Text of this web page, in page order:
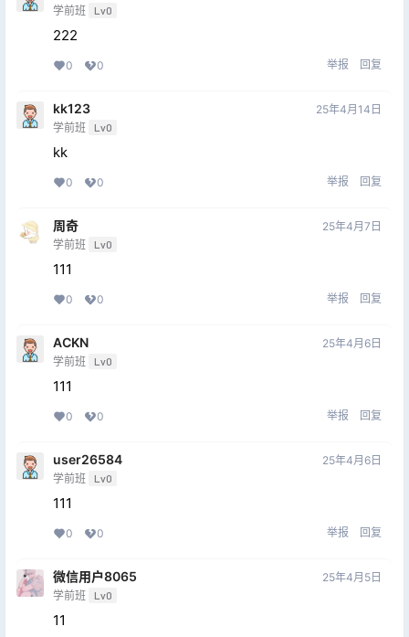
学前班 Lv0
222
0 0 举报 回复
kk123
学前班 Lv0
25年4月14日
kk
0 0 举报 回复
周奇
学前班 Lv0
25年4月7日
111
0 0 举报 回复
ACKN
学前班 Lv0
25年4月6日
111
0 0 举报 回复
user26584
学前班 Lv0
25年4月6日
111
0 0 举报 回复
微信用户8065
学前班 Lv0
25年4月5日
11